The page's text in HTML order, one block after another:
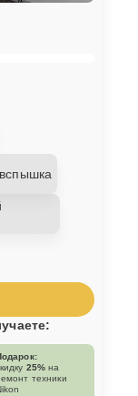
25% на
техники